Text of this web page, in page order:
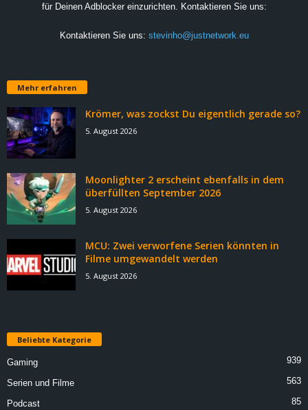
für Deinen Adblocker einzurichten. Kontaktieren Sie uns:
Kontaktieren Sie uns: stevinho@justnetwork.eu
Mehr erfahren
Krömer, was zockst Du eigentlich gerade so?
5. August 2026
Moonlighter 2 erscheint ebenfalls in dem
überfüllten September 2026
5. August 2026
MCU: Zwei verworfene Serien könnten in
Filme umgewandelt werden
5. August 2026
Beliebte Kategorie
Gaming 939
Serien und Filme 563
Podcast 85